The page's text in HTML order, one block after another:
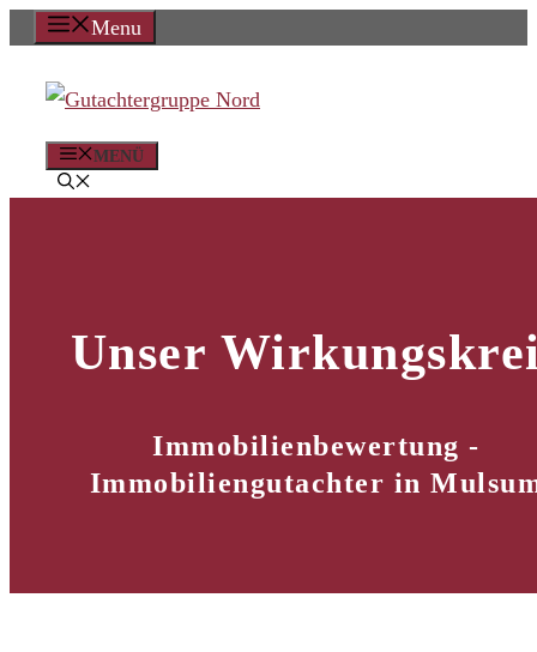
Zum
springen
Menu
MENÜ
Unser
Immobilienbewertung -
Immobiliengutachter in